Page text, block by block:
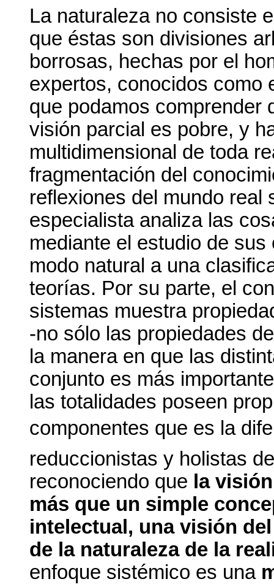
La naturaleza no consiste
que éstas son divisiones
borrosas, hechas por el
expertos, conocidos como
que podamos comprender
visión parcial es pobre, y
multidimensional de toda
fragmentación del
reflexiones del mundo real
especialista analiza las
mediante el estudio de
modo natural a una
teorías. Por su parte, el
sistemas muestra
-no sólo las propiedades
la manera en que las
conjunto es más
las totalidades poseen
componentes que es la
reduccionistas y holistas
reconociendo que la
más que un simple
intelectual, una visión
de la naturaleza de la
enfoque sistémico es una